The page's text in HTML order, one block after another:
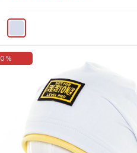
0%